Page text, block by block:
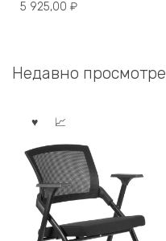
5 925,00 ₽
Недавно